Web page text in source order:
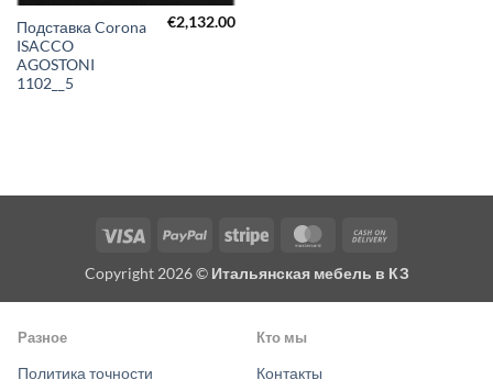
Подставка Corona
ISACCO
AGOSTONI
1102__5
€2,132.00
Visa PayPal Stripe MasterCard
Delivery
Copyright 2026 © Итальянская мебель в КЗ
Разное
Политика точности
Кто мы
Контакты